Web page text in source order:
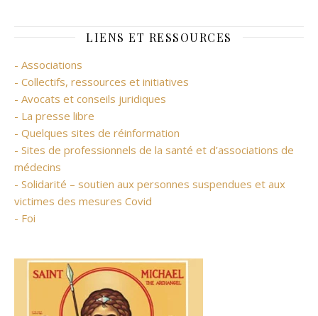
LIENS ET RESSOURCES
- Associations
- Collectifs, ressources et initiatives
- Avocats et conseils juridiques
- La presse libre
- Quelques sites de réinformation
- Sites de professionnels de la santé et d’associations de
médecins
- Solidarité – soutien aux personnes suspendues et aux
victimes des mesures Covid
- Foi